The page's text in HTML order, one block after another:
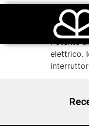
Potente
elettrico.